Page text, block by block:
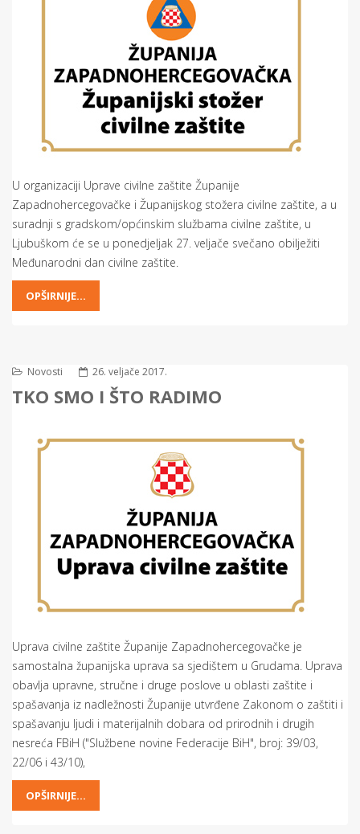
U organizaciji Uprave civilne zaštite Županije
Zapadnohercegovačke i Županijskog stožera civilne zaštite, a u
suradnji s gradskom/općinskim službama civilne zaštite, u
Ljubuškom će se u ponedjeljak 27. veljače svečano obilježiti
Međunarodni dan civilne zaštite.
OPŠIRNIJE...
Novosti 26. veljače 2017.
TKO SMO I ŠTO RADIMO
Uprava civilne zaštite Županije Zapadnohercegovačke je
samostalna županijska uprava sa sjedištem u Grudama. Uprava
obavlja upravne, stručne i druge poslove u oblasti zaštite i
spašavanja iz nadležnosti Županije utvrđene Zakonom o zaštiti i
spašavanju ljudi i materijalnih dobara od prirodnih i drugih
nesreća FBiH ("Službene novine Federacije BiH", broj: 39/03,
22/06 i 43/10),
OPŠIRNIJE...